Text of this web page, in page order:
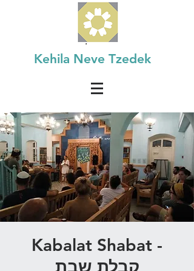
Kehila Neve Tzedek
Kabalat Shabat -
קבלת שבת